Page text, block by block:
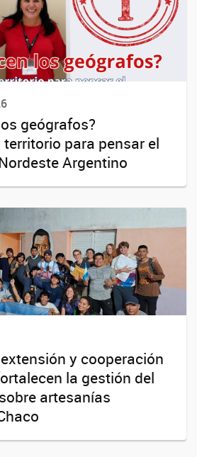
geógrafos?
territorio para pensar el
Argentino
y cooperación
la gestión del
artesanías